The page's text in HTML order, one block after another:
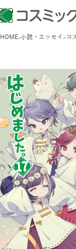
HOME 小説・エッセイ コ